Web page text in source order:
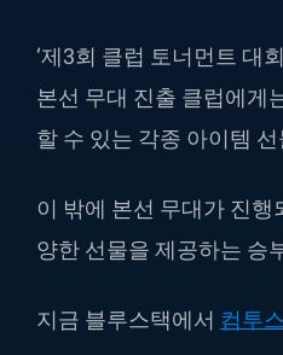
‘제3회 클럽 토너먼트 대
본선 무대 진출 클럽에게
할 수 있는 각종 아이템
이 밖에 본선 무대가 진
양한 선물을 제공하는 승
지금 블루스택에서 컴투